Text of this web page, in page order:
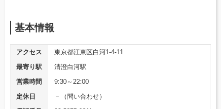
基本情報
アクセス
東京都江東区白河1-4-11
最寄り駅
清澄白河駅
営業時間
9:30～22:00
定休日
－（問い合わせ）